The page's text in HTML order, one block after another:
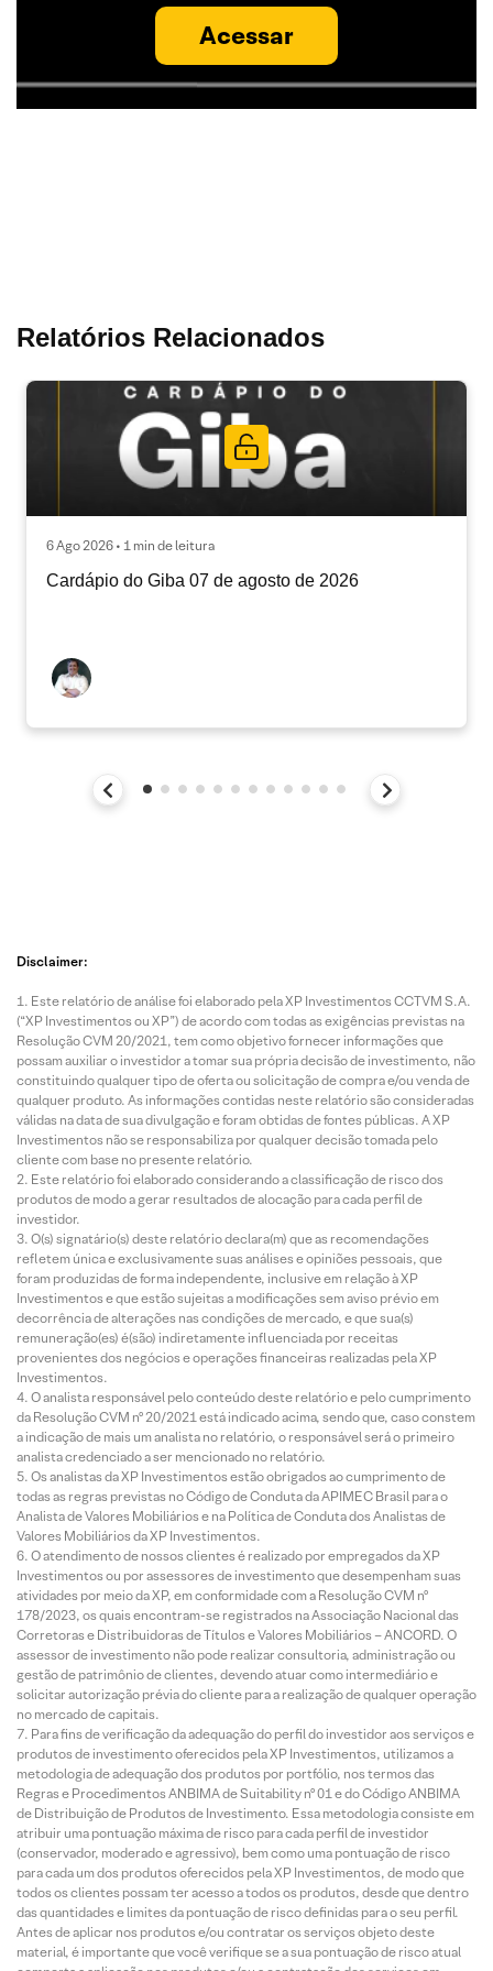
Acessar
Relatórios Relacionados
6 Ago 2026 • 1 min de leitura
Cardápio do Giba 07 de agosto de 2026
Disclaimer:
Este relatório de análise foi elaborado pela XP Investimentos CCTVM S.A.
(“XP Investimentos ou XP”) de acordo com todas as exigências previstas na
Resolução CVM 20/2021, tem como objetivo fornecer informações que
possam auxiliar o investidor a tomar sua própria decisão de investimento, não
constituindo qualquer tipo de oferta ou solicitação de compra e/ou venda de
qualquer produto. As informações contidas neste relatório são consideradas
válidas na data de sua divulgação e foram obtidas de fontes públicas. A XP
Investimentos não se responsabiliza por qualquer decisão tomada pelo
cliente com base no presente relatório.
Este relatório foi elaborado considerando a classificação de risco dos
produtos de modo a gerar resultados de alocação para cada perfil de
investidor.
O(s) signatário(s) deste relatório declara(m) que as recomendações
refletem única e exclusivamente suas análises e opiniões pessoais, que
foram produzidas de forma independente, inclusive em relação à XP
Investimentos e que estão sujeitas a modificações sem aviso prévio em
decorrência de alterações nas condições de mercado, e que sua(s)
remuneração(es) é(são) indiretamente influenciada por receitas
provenientes dos negócios e operações financeiras realizadas pela XP
Investimentos.
O analista responsável pelo conteúdo deste relatório e pelo cumprimento
da Resolução CVM nº 20/2021 está indicado acima, sendo que, caso constem
a indicação de mais um analista no relatório, o responsável será o primeiro
analista credenciado a ser mencionado no relatório.
Os analistas da XP Investimentos estão obrigados ao cumprimento de
todas as regras previstas no Código de Conduta da APIMEC Brasil para o
Analista de Valores Mobiliários e na Política de Conduta dos Analistas de
Valores Mobiliários da XP Investimentos.
O atendimento de nossos clientes é realizado por empregados da XP
Investimentos ou por assessores de investimento que desempenham suas
atividades por meio da XP, em conformidade com a Resolução CVM nº
178/2023, os quais encontram-se registrados na Associação Nacional das
Corretoras e Distribuidoras de Títulos e Valores Mobiliários – ANCORD. O
assessor de investimento não pode realizar consultoria, administração ou
gestão de patrimônio de clientes, devendo atuar como intermediário e
solicitar autorização prévia do cliente para a realização de qualquer operação
no mercado de capitais.
Para fins de verificação da adequação do perfil do investidor aos serviços e
produtos de investimento oferecidos pela XP Investimentos, utilizamos a
metodologia de adequação dos produtos por portfólio, nos termos das
Regras e Procedimentos ANBIMA de Suitability nº 01 e do Código ANBIMA
de Distribuição de Produtos de Investimento. Essa metodologia consiste em
atribuir uma pontuação máxima de risco para cada perfil de investidor
(conservador, moderado e agressivo), bem como uma pontuação de risco
para cada um dos produtos oferecidos pela XP Investimentos, de modo que
todos os clientes possam ter acesso a todos os produtos, desde que dentro
das quantidades e limites da pontuação de risco definidas para o seu perfil.
Antes de aplicar nos produtos e/ou contratar os serviços objeto deste
material, é importante que você verifique se a sua pontuação de risco atual